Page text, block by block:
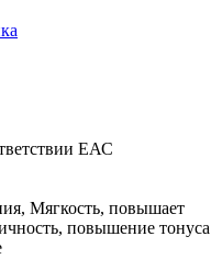
ЕАС
Мягкость, повышает
повышение тонуса